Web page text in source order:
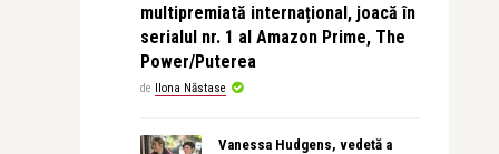
multipremiată internațional, joacă în
serialul nr. 1 al Amazon Prime, The
Power/Puterea
de Ilona Năstase
Vanessa Hudgens, vedetă a